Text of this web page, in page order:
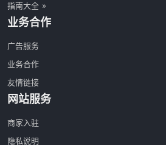
指南大全 »
业务合作
广告服务
业务合作
友情链接
网站服务
商家入驻
隐私说明